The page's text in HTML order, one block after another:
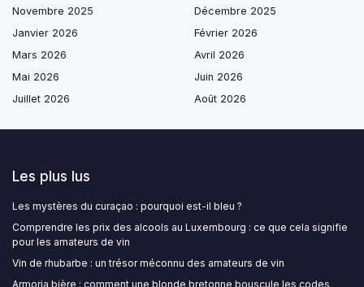
Novembre 2025
Décembre 2025
Janvier 2026
Février 2026
Mars 2026
Avril 2026
Mai 2026
Juin 2026
Juillet 2026
Août 2026
Les plus lus
Les mystères du curaçao : pourquoi est-il bleu ?
Comprendre les prix des alcools au Luxembourg : ce que cela signifie
pour les amateurs de vin
Vin de rhubarbe : un trésor méconnu des amateurs de vin
Armoria bière : comment une blonde bretonne bouscule les codes